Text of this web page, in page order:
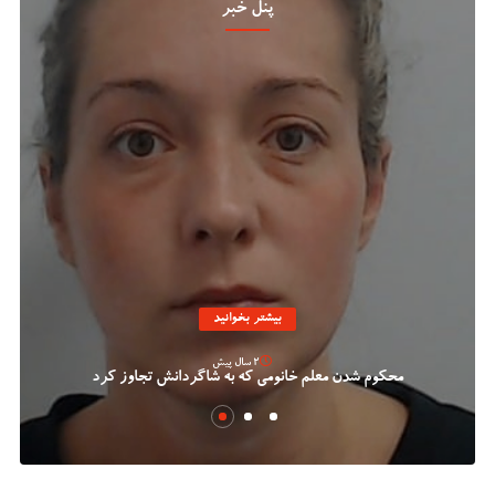
پنل خبر
بیشتر بخوانید
محکوم شدن معلم خانومی که به شاگردانش تجاوز کرد
2 سال پیش